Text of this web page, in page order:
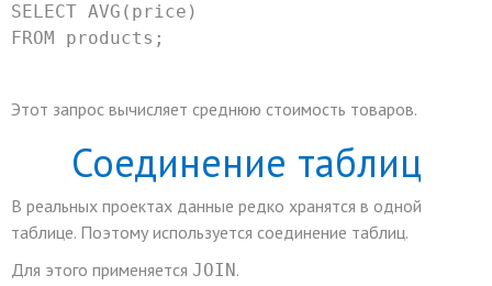
SELECT AVG(price)
FROM
products;
Этот запрос вычисляет среднюю стоимость товаров.
Соединение таблиц
В реальных проектах данные редко хранятся в одной
таблице. Поэтому используется соединение таблиц.
Для этого применяется JOIN .